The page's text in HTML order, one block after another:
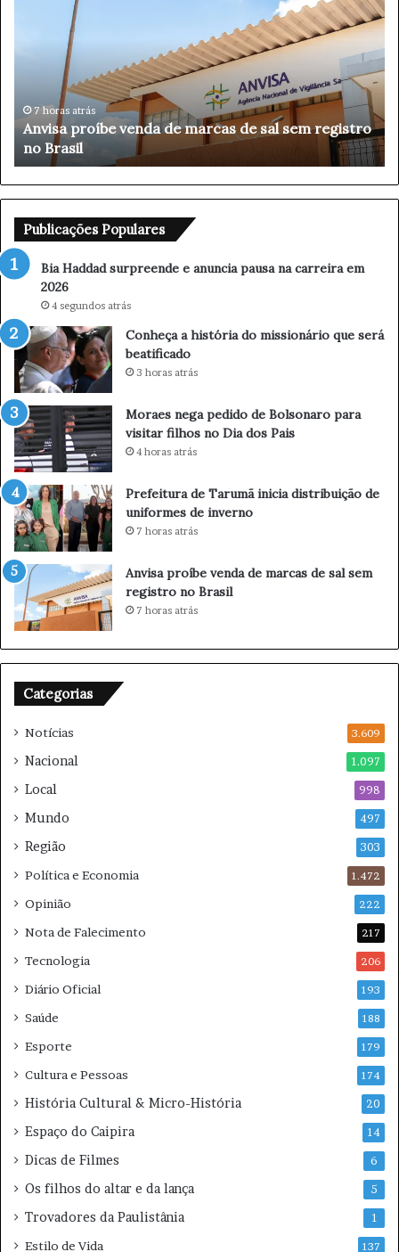
a
H
a
d
d
a
d
s
u
r
p
r
e
e
n
e
e
a
n
u
n
c
i
a
p
a
u
s
n
a
c
a
r
e
i
r
e
0
12 minutos atrás
Bia Haddad surpreende e anuncia pausa na
carreira em 2026
Publicações Populares
Bia Haddad surpreende e anuncia pausa na carreira em
2026
4 segundos atrás
Conheça a história do missionário que será
beatificado
3 horas atrás
Moraes nega pedido de Bolsonaro para
visitar filhos no Dia dos Pais
4 horas atrás
Prefeitura de Tarumã inicia distribuição de
uniformes de inverno
7 horas atrás
Anvisa proíbe venda de marcas de sal sem
registro no Brasil
7 horas atrás
Categorias
Notícias 3.609
Nacional 1.097
Local 998
Mundo 497
Região 303
Política e Economia 1.472
Opinião 222
Nota de Falecimento 217
Tecnologia 206
Diário Oficial 193
Saúde 188
Esporte 179
Cultura e Pessoas 174
História Cultural & Micro-História 20
Espaço do Caipira 14
Dicas de Filmes 6
Os filhos do altar e da lança 5
Trovadores da Paulistânia 1
Estilo de Vida 137